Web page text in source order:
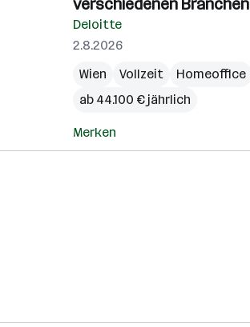
verschiedenen Branchen
Deloitte
2.8.2026
Wien
Vollzeit
Homeoffice
ab 44.100 € jährlich
Merken